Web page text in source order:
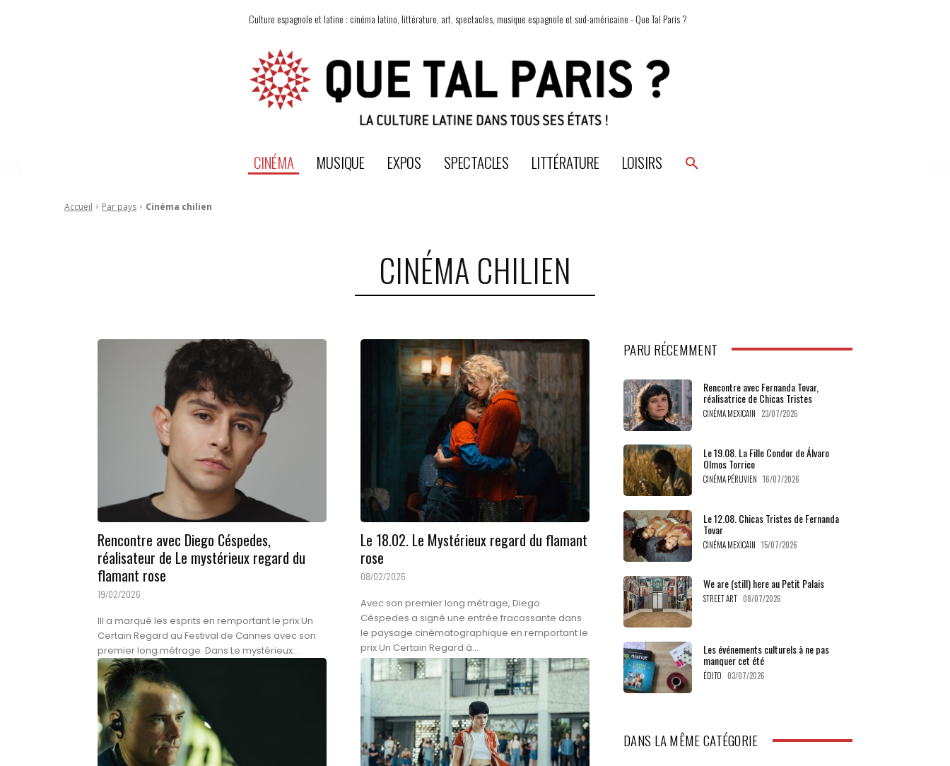
Culture espagnole et latine : cinéma latino, littérature, art, spectacles, musique espagnole et sud-américaine - Que Tal Paris ?
CINÉMA MUSIQUE EXPOS SPECTACLES LITTÉRATURE LOISIRS
Accueil Par pays Cinéma chilien
CINÉMA CHILIEN
Rencontre avec Diego Céspedes,
réalisateur de Le mystérieux regard du
flamant rose
19/02/2026
IIl a marqué les esprits en remportant le prix Un
Certain Regard au Festival de Cannes avec son
premier long métrage. Dans Le mystérieux...
Le 18.02. Le Mystérieux regard du flamant
rose
08/02/2026
Avec son premier long métrage, Diego
Céspedes a signé une entrée fracassante dans
le paysage cinématographique en remportant le
prix Un Certain Regard à...
PARU RÉCEMMENT
Rencontre avec Fernanda Tovar,
réalisatrice de Chicas Tristes
CINÉMA MEXICAIN 23/07/2026
Le 19.08. La Fille Condor de Álvaro
Olmos Torrico
CINÉMA PÉRUVIEN 16/07/2026
Le 12.08. Chicas Tristes de Fernanda
Tovar
CINÉMA MEXICAIN 15/07/2026
We are (still) here au Petit Palais
STREET ART 08/07/2026
Les événements culturels à ne pas
manquer cet été
ÉDITO 03/07/2026
DANS LA MÊME CATÉGORIE